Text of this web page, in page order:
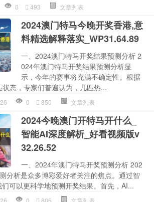
0 493 文章列表
2024澳门特马今晚开奖香港,意
料精选解释落实_WP31.64.89
一、2024澳门特马开奖结果预测分析 2
024年澳门特马开奖结果预测分析显
示，今年的赛事将充满不确定性。根据
态，专家们普遍认为，几匹热...
0 850 文章列表
2024今晚澳门开特马开什么_
智能AI深度解析_好看视频版v
32.26.52
一、2024年澳门特马开奖预测分析 202
分析是众多博彩爱好者关注的焦点。通过智
可以更科学地预测开奖结果。首先，AI...
0 806 文章列表